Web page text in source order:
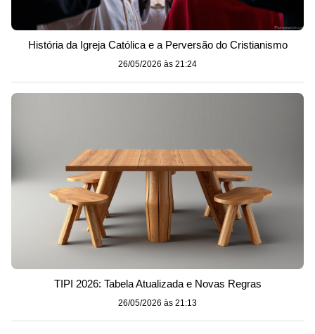
História da Igreja Católica e a Perversão do Cristianismo
26/05/2026 às 21:24
TIPI 2026: Tabela Atualizada e Novas Regras
26/05/2026 às 21:13